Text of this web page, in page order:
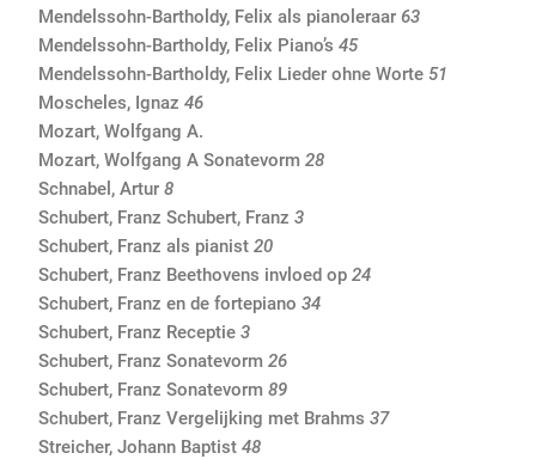
Mendelssohn-Bartholdy, Felix als pianoleraar 63
Mendelssohn-Bartholdy, Felix Piano’s 45
Mendelssohn-Bartholdy, Felix Lieder ohne Worte 51
Moscheles, Ignaz 46
Mozart, Wolfgang A.
Mozart, Wolfgang A Sonatevorm 28
Schnabel, Artur 8
Schubert, Franz Schubert, Franz 3
Schubert, Franz als pianist 20
Schubert, Franz Beethovens invloed op 24
Schubert, Franz en de fortepiano 34
Schubert, Franz Receptie 3
Schubert, Franz Sonatevorm 26
Schubert, Franz Sonatevorm 89
Schubert, Franz Vergelijking met Brahms 37
Streicher, Johann Baptist 48